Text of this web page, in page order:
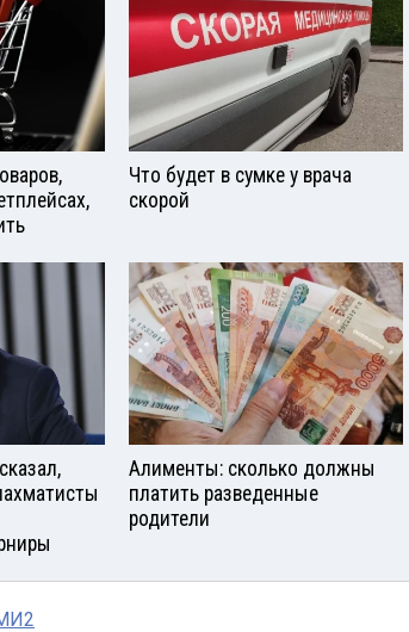
Что будет в сумке у врача
скорой
Алименты: сколько должны
платить разведенные
родители